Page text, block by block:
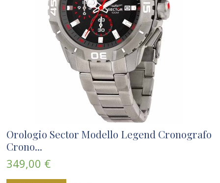
Orologio Sector Modello Legend Cronografo
Crono...
349,00 €